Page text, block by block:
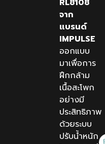
จาก
แบรนด์
IMPULSE
ออกแบบ
มาเพื่อการ
ฝึกกล้าม
เนื้อสะโพก
อย่างมี
ประสิทธิภาพ
ด้วยระบบ
ปรับน้ำหนัก